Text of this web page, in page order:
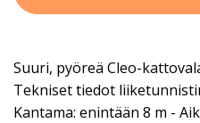
Suuri, pyöreä Cleo-
Tekniset tiedot
Kantama: enintään 8 m -